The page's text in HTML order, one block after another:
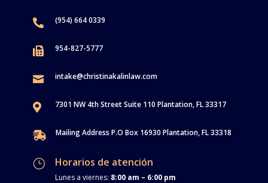
 (954) 664 0339
 954-827-5777
 intake@christinakalinlaw.com
 7301 NW 4th Street Suite 110 Plantation, FL 33317
 Mailing Address P.O Box 16930 Plantation, FL 33318
} Horarios de atención
Lunes a viernes: 8:00 am – 6:00 pm